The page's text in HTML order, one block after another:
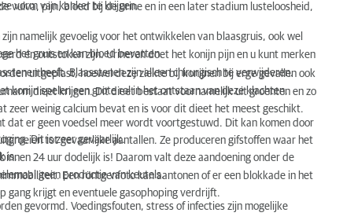
vorm van kanker te krijgen.
vulva, pijn, bloed bij de urine en in een later stadium lusteloosheid,
namelijk gevoelig voor het ontwikkelen van blaasgruis, ook wel
het gruis en kan bloed bevatten.
en ontstoken zijn. Urineren doet het konijn pijn en u kunt merken
heeft. Blaasstenen zijn alleen chirurgisch te verwijderen.
uitgeplast, hoewel deze ziekte bij konijnen bij erge gevallen ook
konijn spelen een grote rol in het ontstaan van deze klachten.
dieet krijgen. Dit dieet bestaat voornamelijk uit groenten en zo
zeer weinig calcium bevat en is voor dit dieet het meest geschikt.
dat er geen voedsel meer wordt voortgestuwd. Dit kan komen door
Dit is zeer gevaarlijk.
tot gevaarlijke aantallen. Ze produceren gifstoffen waar het
is.
24 uur dodelijk is! Daarom valt deze aandoening onder de
geen productie van keutels.
Een röntgenfoto kan aantonen of er een blokkade in het
gang krijgt en eventuele gasophoping verdrijft.
gevormd. Voedingsfouten, stress of infecties zijn mogelijke